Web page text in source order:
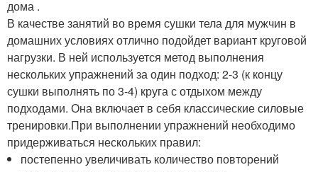
дома .
В качестве занятий во время сушки тела для мужчин в
домашних условиях отлично подойдет вариант круговой
нагрузки. В ней используется метод выполнения
нескольких упражнений за один подход: 2-3 (к концу
сушки выполнять по 3-4) круга с отдыхом между
подходами. Она включает в себя классические силовые
тренировки.При выполнении упражнений необходимо
придерживаться нескольких правил:
постепенно увеличивать количество повторений